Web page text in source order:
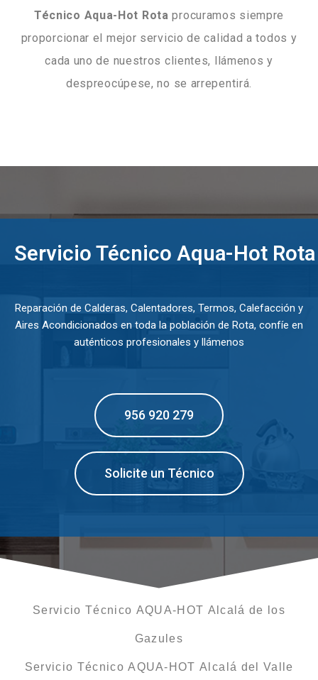
Técnico Aqua-Hot Rota procuramos siempre
proporcionar el mejor servicio de calidad a todos y
cada uno de nuestros clientes, llámenos y
despreocúpese, no se arrepentirá.
Servicio Técnico Aqua-Hot Rota
Reparación de Calderas, Calentadores, Termos, Calefacción y
Aires Acondicionados en toda la población de Rota, confíe en
auténticos profesionales y llámenos
956 920 279
Solicite un Técnico
Servicio Técnico AQUA-HOT Alcalá de los
Gazules
Servicio Técnico AQUA-HOT Alcalá del Valle